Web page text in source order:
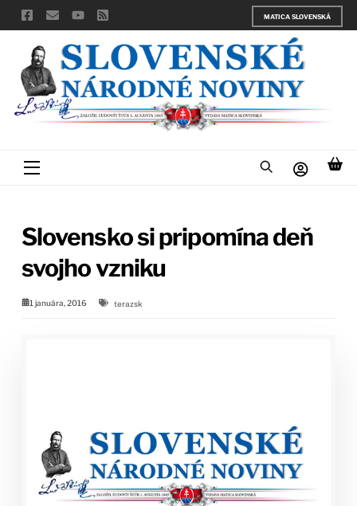
Skip
to
content
MATICA SLOVENSKÁ
Menu
Slovensko si pripomína deň
svojho vzniku
1 januára, 2016 terazsk